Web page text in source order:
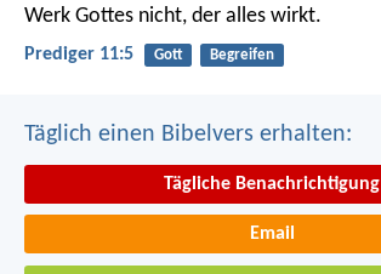
Werk Gottes nicht, der alles wirkt.
Prediger 11:5 Gott Begreifen
Täglich einen Bibelvers erhalten:
Tägliche Benachrichtigung
Email